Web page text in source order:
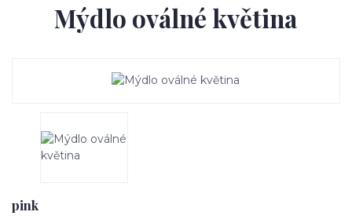
Mýdlo oválné květina
pink